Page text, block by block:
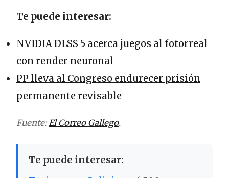
Te puede interesar:
NVIDIA DLSS 5 acerca juegos al fotorreal
con render neuronal
PP lleva al Congreso endurecer prisión
permanente revisable
Fuente:El Correo Gallego.
Te puede interesar: